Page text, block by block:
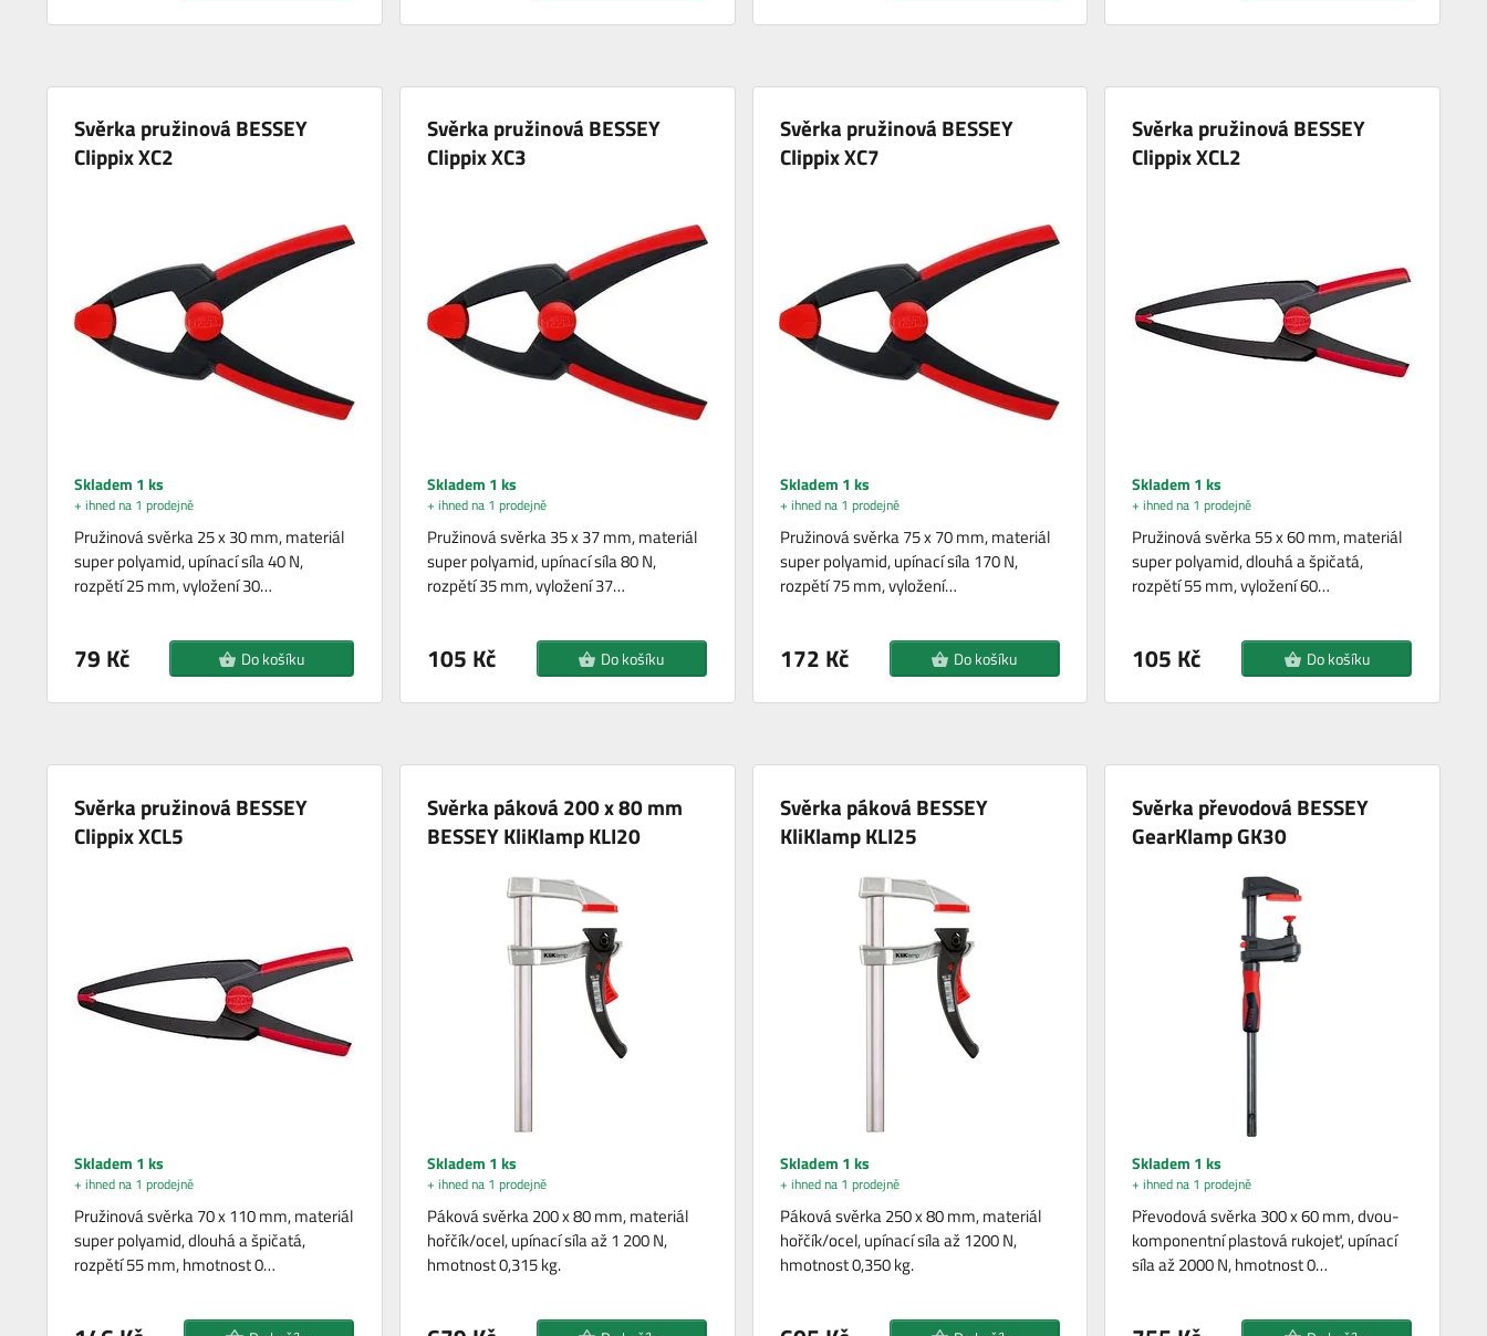
Svěrka pružinová BESSEY
Clippix XC2
Skladem 1 ks
+ ihned na 1 prodejně
Pružinová svěrka 25 x 30 mm, materiál
super polyamid, upínací síla 40 N,
rozpětí 25 mm, vyložení 30…
79 Kč Do košíku
Svěrka pružinová BESSEY
Clippix XC3
Skladem 1 ks
+ ihned na 1 prodejně
Pružinová svěrka 35 x 37 mm, materiál
super polyamid, upínací síla 80 N,
rozpětí 35 mm, vyložení 37…
105 Kč Do košíku
Svěrka pružinová BESSEY
Clippix XC7
Skladem 1 ks
+ ihned na 1 prodejně
Pružinová svěrka 75 x 70 mm, materiál
super polyamid, upínací síla 170 N,
rozpětí 75 mm, vyložení…
172 Kč Do košíku
Svěrka pružinová BESSEY
Clippix XCL2
Skladem 1 ks
+ ihned na 1 prodejně
Pružinová svěrka 55 x 60 mm, materiál
super polyamid, dlouhá a špičatá,
rozpětí 55 mm, vyložení 60…
105 Kč Do košíku
Svěrka pružinová BESSEY
Clippix XCL5
Skladem 1 ks
+ ihned na 1 prodejně
Pružinová svěrka 70 x 110 mm, materiál
super polyamid, dlouhá a špičatá,
rozpětí 55 mm, hmotnost 0…
Svěrka páková 200 x 80 mm
BESSEY KliKlamp KLI20
Skladem 1 ks
+ ihned na 1 prodejně
Páková svěrka 200 x 80 mm, materiál
hořčík/ocel, upínací síla až 1 200 N,
hmotnost 0,315 kg.
Svěrka páková BESSEY
KliKlamp KLI25
Skladem 1 ks
+ ihned na 1 prodejně
Páková svěrka 250 x 80 mm, materiál
hořčík/ocel, upínací síla až 1200 N,
hmotnost 0,350 kg.
Svěrka převodová BESSEY
GearKlamp GK30
Skladem 1 ks
+ ihned na 1 prodejně
Převodová svěrka 300 x 60 mm, dvou-
komponentní plastová rukojeť, upínací
síla až 2000 N, hmotnost 0…